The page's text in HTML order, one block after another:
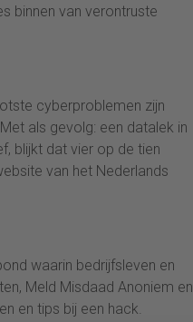
binnen van verontruste
cyberproblemen zijn
als gevolg: een datalek in
blijkt dat vier op de tien
van het Nederlands
waarin bedrijfsleven en
Meld Misdaad Anoniem en
en tips bij een hack.